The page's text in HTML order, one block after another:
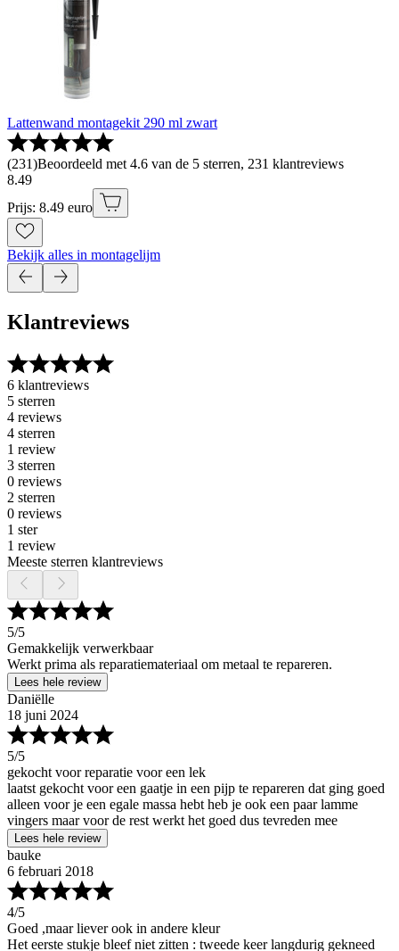
Lattenwand montagekit 290 ml zwart
(231)Beoordeeld met 4.6 van de 5 sterren, 231 klantreviews
8.49
Prijs: 8.49 euro
Bekijk alles in montagelijm
Klantreviews
6 klantreviews
5 sterren
4 reviews
4 sterren
1 review
3 sterren
0 reviews
2 sterren
0 reviews
1 ster
1 review
Meeste sterren klantreviews
5/5
Gemakkelijk verwerkbaar
Werkt prima als reparatiemateriaal om metaal te repareren.
Lees hele review
Daniëlle
18 juni 2024
5/5
gekocht voor reparatie voor een lek
laatst gekocht voor een gaatje in een pijp te repareren dat ging goed
alleen voor je een egale massa hebt heb je ook een paar lamme
vingers maar voor de rest werkt het goed dus tevreden mee
Lees hele review
bauke
6 februari 2018
4/5
Goed ,maar liever ook in andere kleur
Het eerste stukje bleef niet zitten : tweede keer langdurig gekneed